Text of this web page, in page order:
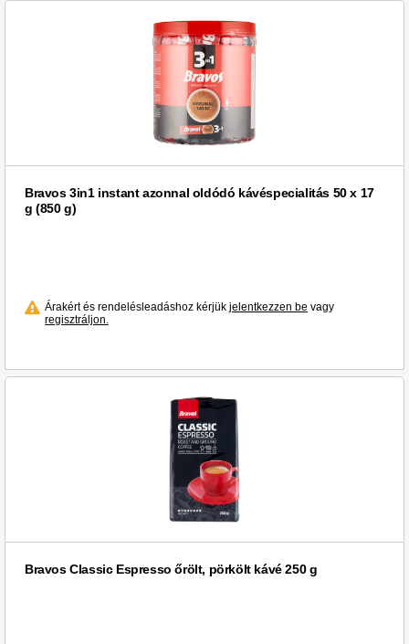
Bravos 3in1 instant azonnal oldódó kávéspecialitás 50 x 17
g (850 g)
Árakért és rendelésleadáshoz kérjük jelentkezzen be vagy
regisztráljon.
Bravos Classic Espresso őrölt, pörkölt kávé 250 g